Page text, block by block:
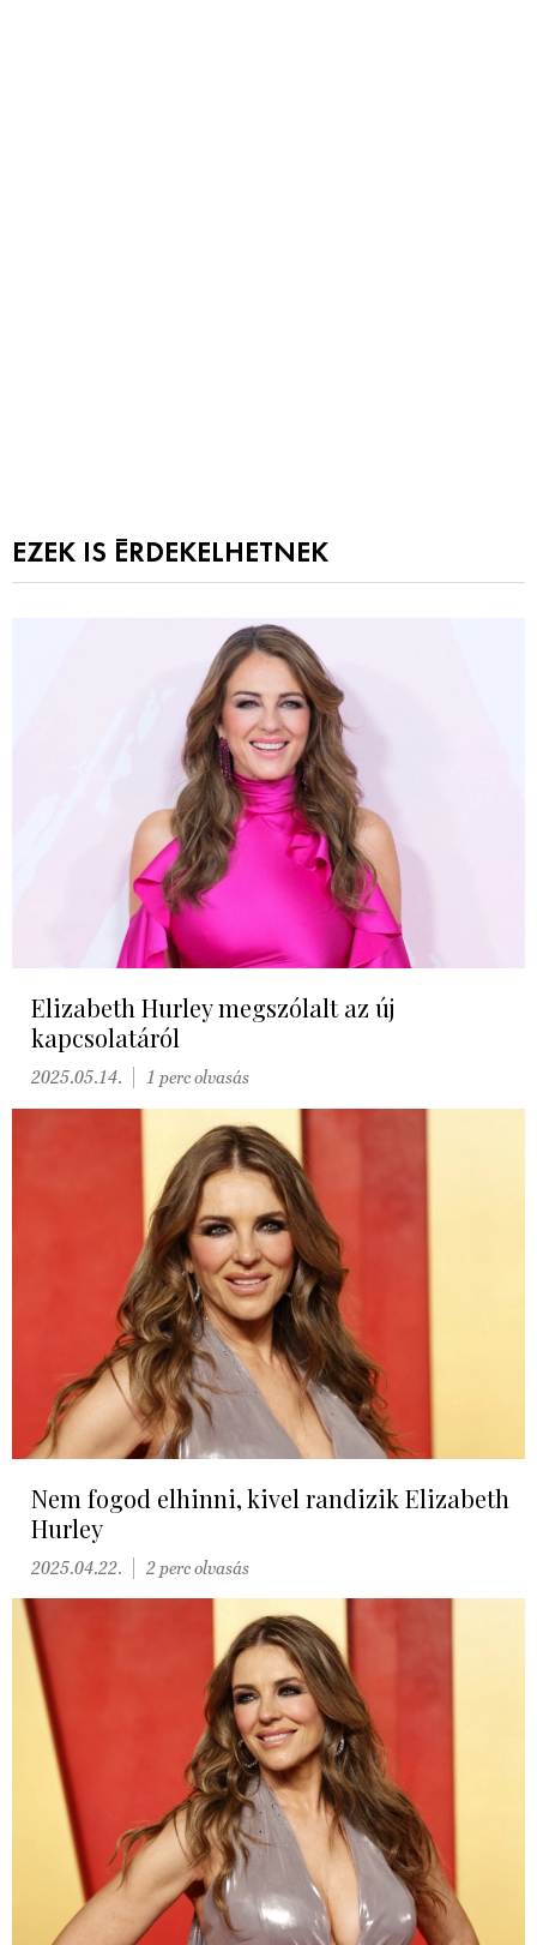
EZEK IS ÉRDEKELHETNEK
Elizabeth Hurley megszólalt az új
kapcsolatáról
2025.05.14. 1 perc olvasás
Nem fogod elhinni, kivel randizik Elizabeth
Hurley
2025.04.22. 2 perc olvasás